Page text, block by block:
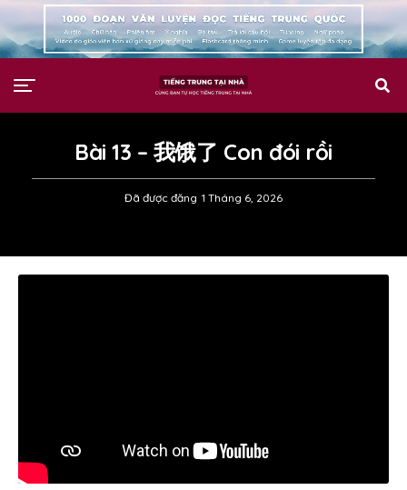
Bài 13 – 我饿了 Con đói rồi
Đã được đăng 1 Tháng 6, 2026